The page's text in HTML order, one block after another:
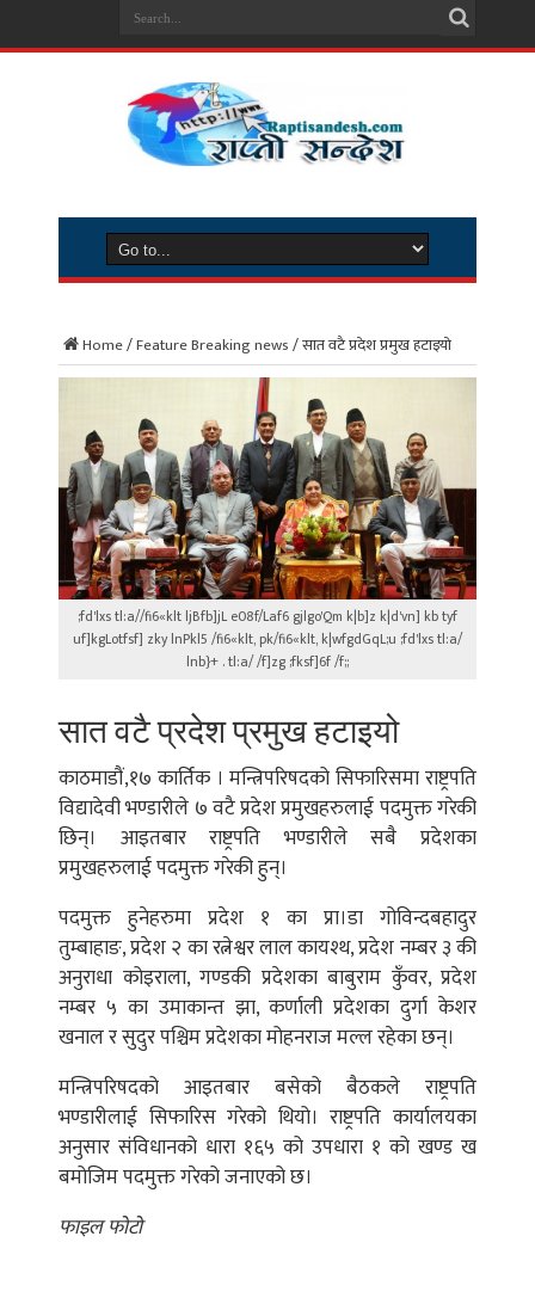
Home/Feature Breaking news/सात वटै प्रदेश प्रमुख हटाइयो
;fd'lxs tl:a//fi6«klt ljBfb]jL e08f/Laf6 gjlgo'Qm k|b]z k|d'vn] kb tyf
uf]kgLotfsf] zky lnPkl5 /fi6«klt, pk/fi6«klt, k|wfgdGqL;u ;fd'lxs tl:a/
lnb}+ . tl:a/ /f]zg ;fksf]6f /f;;
सात वटै प्रदेश प्रमुख हटाइयो
काठमाडौं,१७ कार्तिक । मन्त्रिपरिषदको सिफारिसमा राष्ट्रपति
विद्यादेवी भण्डारीले ७ वटै प्रदेश प्रमुखहरुलाई पदमुक्त गरेकी
छिन्। आइतबार राष्ट्रपति भण्डारीले सबै प्रदेशका
प्रमुखहरुलाई पदमुक्त गरेकी हुन्।
पदमुक्त हुनेहरुमा प्रदेश १ का प्रा।डा गोविन्दबहादुर
तुम्बाहाङ, प्रदेश २ का रत्नेश्वर लाल कायश्थ, प्रदेश नम्बर ३ की
अनुराधा कोइराला, गण्डकी प्रदेशका बाबुराम कुँवर, प्रदेश
नम्बर ५ का उमाकान्त झा, कर्णाली प्रदेशका दुर्गा केशर
खनाल र सुदुर पश्चिम प्रदेशका मोहनराज मल्ल रहेका छन्।
मन्त्रिपरिषदको आइतबार बसेको बैठकले राष्ट्रपति
भण्डारीलाई सिफारिस गरेको थियो। राष्ट्रपति कार्यालयका
अनुसार संविधानको धारा १६५ को उपधारा १ को खण्ड ख
बमोजिम पदमुक्त गरेको जनाएको छ।
फाइल फोटो